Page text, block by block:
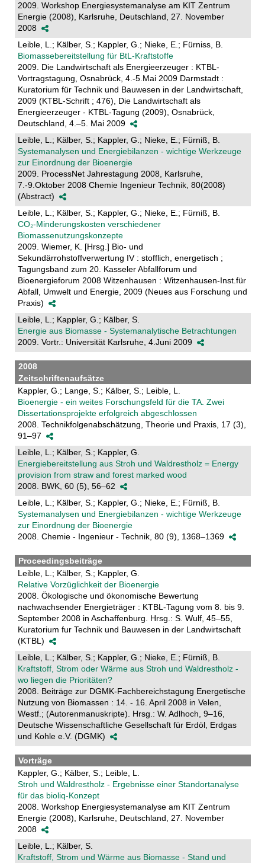
2009. Workshop Energiesystemanalyse am KIT Zentrum
Energie (2008), Karlsruhe, Deutschland, 27. November
2008
Leible, L.; Kälber, S.; Kappler, G.; Nieke, E.; Fürniss, B.
Biomassebereitstellung für BtL-Kraftstoffe
2009. Die Landwirtschaft als Energieerzeuger : KTBL-
Vortragstagung, Osnabrück, 4.-5.Mai 2009 Darmstadt :
Kuratorium für Technik und Bauwesen in der Landwirtschaft,
2009 (KTBL-Schrift ; 476), Die Landwirtschaft als
Energieerzeuger - KTBL-Tagung (2009), Osnabrück,
Deutschland, 4.–5. Mai 2009
Leible, L.; Kälber, S.; Kappler, G.; Nieke, E.; Fürniß, B.
Systemanalysen und Energiebilanzen - wichtige Werkzeuge
zur Einordnung der Bioenergie
2009. ProcessNet Jahrestagung 2008, Karlsruhe,
7.-9.Oktober 2008 Chemie Ingenieur Technik, 80(2008)
(Abstract)
Leible, L.; Kälber, S.; Kappler, G.; Nieke, E.; Fürniß, B.
CO₂-Minderungskosten verschiedener
Biomassenutzungskonzepte
2009. Wiemer, K. [Hrsg.] Bio- und
Sekundärrohstoffverwertung IV : stofflich, energetisch ;
Tagungsband zum 20. Kasseler Abfallforum und
Bioenergieforum 2008 Witzenhausen : Witzenhausen-Inst.für
Abfall, Umwelt und Energie, 2009 (Neues aus Forschung und
Praxis)
Leible, L.; Kappler, G.; Kälber, S.
Energie aus Biomasse - Systemanalytische Betrachtungen
2009. Vortr.: Universität Karlsruhe, 4.Juni 2009
2008
Zeitschriftenaufsätze
Kappler, G.; Lange, S.; Kälber, S.; Leible, L.
Bioenergie - ein weites Forschungsfeld für die TA. Zwei
Dissertationsprojekte erfolgreich abgeschlossen
2008. Technikfolgenabschätzung, Theorie und Praxis, 17 (3),
91–97
Leible, L.; Kälber, S.; Kappler, G.
Energiebereitstellung aus Stroh und Waldrestholz = Energy
provision from straw and forest marked wood
2008. BWK, 60 (5), 56–62
Leible, L.; Kälber, S.; Kappler, G.; Nieke, E.; Fürniß, B.
Systemanalysen und Energiebilanzen - wichtige Werkzeuge
zur Einordnung der Bioenergie
2008. Chemie - Ingenieur - Technik, 80 (9), 1368–1369
Proceedingsbeiträge
Leible, L.; Kälber, S.; Kappler, G.
Relative Vorzüglichkeit der Bioenergie
2008. Ökologische und ökonomische Bewertung
nachwachsender Energieträger : KTBL-Tagung vom 8. bis 9.
September 2008 in Aschaffenburg. Hrsg.: S. Wulf, 45–55,
Kuratorium fur Technik und Bauwesen in der Landwirtschaft
(KTBL)
Leible, L.; Kälber, S.; Kappler, G.; Nieke, E.; Fürniß, B.
Kraftstoff, Strom oder Wärme aus Stroh und Waldrestholz -
wo liegen die Prioritäten?
2008. Beiträge zur DGMK-Fachbereichstagung Energetische
Nutzung von Biomassen : 14. - 16. April 2008 in Velen,
Westf.; (Autorenmanuskripte). Hrsg.: W. Adlhoch, 9–16,
Deutsche Wissenschaftliche Gesellschaft für Erdöl, Erdgas
und Kohle e.V. (DGMK)
Vorträge
Kappler, G.; Kälber, S.; Leible, L.
Stroh und Waldrestholz - Ergebnisse einer Standortanalyse
für das bioliq-Konzept
2008. Workshop Energiesystemanalyse am KIT Zentrum
Energie (2008), Karlsruhe, Deutschland, 27. November
2008
Leible, L.; Kälber, S.
Kraftstoff, Strom und Wärme aus Biomasse - Stand und